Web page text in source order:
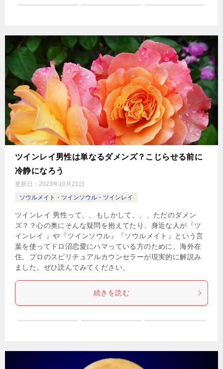
ツインレイ男性は単なるダメンズ？こじらせる前に
冷静になろう
更新日： 2023年10月21日
ソウルメイト・ツインソウル・ツインレイ
ツインレイ 男性って、、もしかして、、、ただのダメン
ズ？？心の奥にそんな疑問を抱えてたり、身近な人が『ツ
インレイ 』や『ツインソウル』『ソウルメイト』という言
葉を使ってドロ沼恋愛にハマっている方のために、海外在
住、プロのスピリチュアルカウンセラーが現実的に解説み
ました。ぜひ読んでみてください。
続きを読む